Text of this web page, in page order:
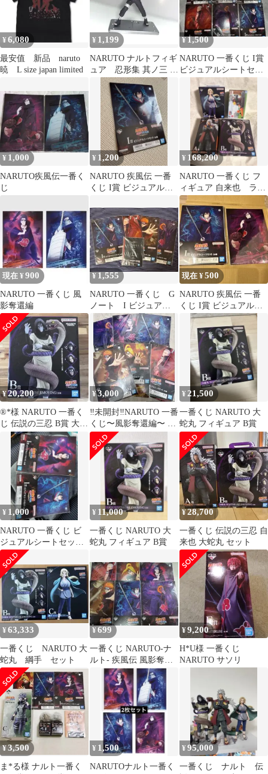
¥ 6,080
最安值 新品 naruto
暁 L size japan limited
¥ 1,199
NARUTO ナルトフィギ
ュア 忍形集 其ノ三 大
蛇丸 レトロ 希少
¥1,500
NARUTO 一番くじ I賞
ビジュアルシートセッ
ト 全6種 セット
¥ 1,000
NARUTO疾風伝一番く
じ
¥ 1,200
NARUTO 疾風伝 一番
くじ I賞 ビジュアルシ
¥ 168,200
NARUTO 一番くじ フ
ィギュア 自来也 ラス
トワン 綱手 大蛇丸
現在 ¥ 900
NARUTO 一番くじ 風
影奪還編
¥ 1,555
NARUTO 一番くじ G
ノート I ビジュアル
シート サスケ ペイ
ン 暁
現在 ¥500
NARUTO 疾風伝 一番
くじ I賞 ビジュアルシ
ートセット
¥20,200
®*️様 NARUTO 一番く
じ 伝説の三忍 B賞 大蛇
丸 フィギュア
¥3,000
‼️未開封‼️NARUTO 一番
くじ〜風影奪還編〜 I
賞ビジュアルシートコ
ンプセット
¥21,500
一番くじ NARUTO 大
蛇丸 フィギュア B賞
¥ 1,000
NARUTO 一番くじ ビ
ジュアルシートセット
アクリルチャーム
¥ 11,000
一番くじ NARUTO 大
蛇丸 フィギュア B賞
¥28,700
一番くじ 伝説の三忍 自
来也 大蛇丸 セット
¥63,333
一番くじ NARUTO 大
蛇丸 綱手 セット
¥699
一番くじ NARUTO-ナ
ルト- 疾風伝 風影奪還
編 I賞ビジュアルシー
トセット
¥9,200
H*U様 一番くじ
NARUTO サソリ
¥3,500
ま*る様 ナルト一番く
¥ 1,500
NARUTOナルト一番く
¥95,000
一番くじ ナルト 伝